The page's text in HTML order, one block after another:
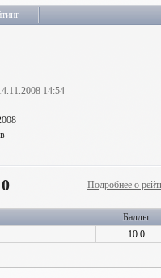
14:54
Подробнее о
Баллы
10.0